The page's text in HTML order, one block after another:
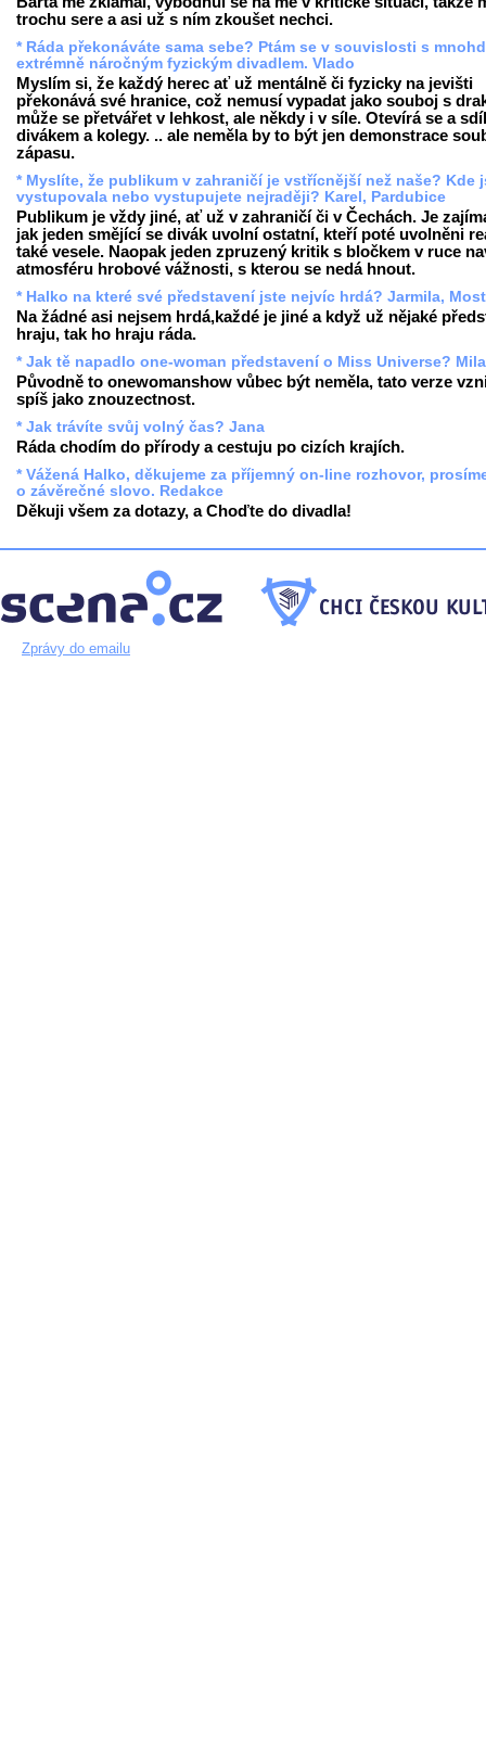
trochu sere a asi už s ním zkoušet nechci.
* Ráda překonáváte sama sebe? Ptám se v souvislosti s
extrémně náročným fyzickým divadlem. Vlado
Myslím si, že každý herec ať už mentálně či fyzicky na jevišti
překonává své hranice, což nemusí vypadat jako souboj s
může se přetvářet v lehkost, ale někdy i v síle. Otevírá se a
divákem a kolegy. .. ale neměla by to být jen demonstrace
zápasu.
* Myslíte, že publikum v zahraničí je vstřícnější než naše? Kde
vystupovala nebo vystupujete nejraději? Karel, Pardubice
Publikum je vždy jiné, ať už v zahraničí či v Čechách. Je
jak jeden smějící se divák uvolní ostatní, kteří poté uvolněni
také vesele. Naopak jeden zpruzený kritik s bločkem v ruce
atmosféru hrobové vážnosti, s kterou se nedá hnout.
* Halko na které své představení jste nejvíc hrdá? Jarmila, Most
Na žádné asi nejsem hrdá,každé je jiné a když už nějaké
hraju, tak ho hraju ráda.
* Jak tě napadlo one-woman představení o Miss Universe?
Původně to onewomanshow vůbec být neměla, tato verze
spíš jako znouzectnost.
* Jak trávíte svůj volný čas? Jana
Ráda chodím do přírody a cestuju po cizích krajích.
* Vážená Halko, děkujeme za příjemný on-line rozhovor,
o závěrečné slovo. Redakce
Děkuji všem za dotazy, a Choďte do divadla!
Zprávy do emailu